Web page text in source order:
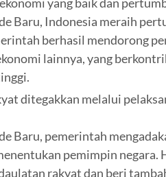
Baru, Indonesia meraih
berhasil mendorong
lainnya, yang
ditegakkan melalui
Baru, pemerintah
pemimpin negara.
rakyat dan beri